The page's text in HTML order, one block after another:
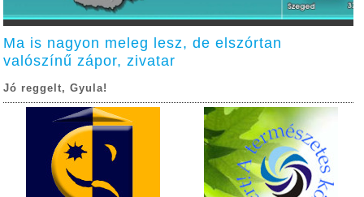
Ma is nagyon meleg lesz, de elszórtan
valószínű zápor, zivatar
Jó reggelt, Gyula!